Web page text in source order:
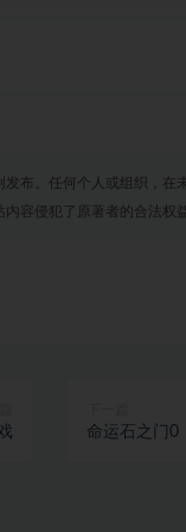
布。任何个人或组织，在
容侵犯了原著者的合法权
命运石之门0